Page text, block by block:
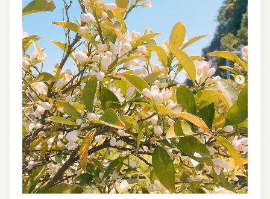
全ての特集
ITEMS CATEGORY
信頼できるアロマブランド（海外） 和精油ブランド
和精油｜日本の木 和精油（柑橘系）
オーガニック香水 オーガニックコスメ